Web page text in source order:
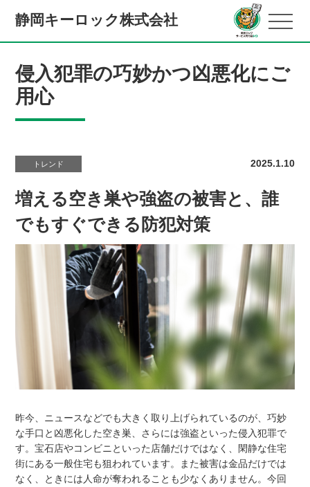
静岡キーロック株式会社
侵入犯罪の巧妙かつ凶悪化にご
用心
トレンド 2025.1.10
増える空き巣や強盗の被害と、誰
でもすぐできる防犯対策
昨今、ニュースなどでも大きく取り上げられているのが、巧妙
な手口と凶悪化した空き巣、さらには強盗といった侵入犯罪で
す。宝石店やコンビニといった店舗だけではなく、閑静な住宅
街にある一般住宅も狙われています。また被害は金品だけでは
なく、ときには人命が奪われることも少なくありません。今回